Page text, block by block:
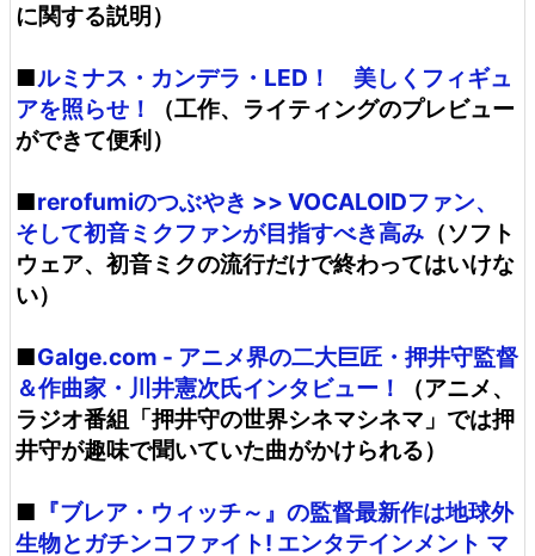
に関する説明）
■ルミナス・カンデラ・LED！ 美しくフィギュ
アを照らせ！
（工作、ライティングのプレビュー
ができて便利）
■rerofumiのつぶやき >> VOCALOIDファン、
そして初音ミクファンが目指すべき高み （ソフト
ウェア、初音ミクの流行だけで終わってはいけな
い）
■Galge.com - アニメ界の二大巨匠・押井守監督
＆作曲家・川井憲次氏インタビュー！
（アニメ、
ラジオ番組「押井守の世界シネマシネマ」では押
井守が趣味で聞いていた曲がかけられる）
■ 『ブレア・ウィッチ～』の監督最新作は地球外
生物とガチンコファイト! エンタテインメント マ